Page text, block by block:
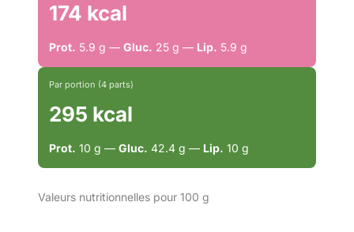
174 kcal
Prot. 5.9 g — Gluc. 25 g — Lip. 5.9 g
Par portion (4 parts)
295 kcal
Prot. 10 g — Gluc. 42.4 g — Lip. 10 g
Valeurs nutritionnelles pour 100 g